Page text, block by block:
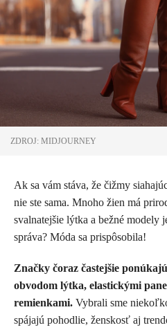
ZDROJ: MIDJOURNEY
Ak sa vám stáva, že čižmy
nie ste sama. Mnoho žien má
svalnatejšie lýtka a bežné modely
správa? Móda sa prispôsobila!
Značky čoraz častejšie
obvodom lýtka, elastickými
remienkami. Vybrali sme
spájajú pohodlie, ženskosť aj